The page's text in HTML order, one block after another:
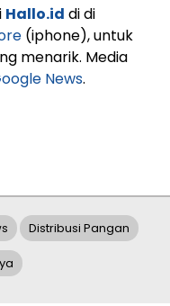
Hallo.id di di
(iphone), untuk
menarik. Media
News.
Distribusi Pangan